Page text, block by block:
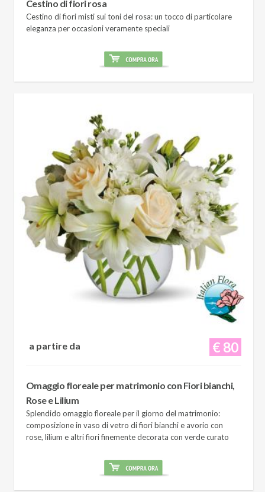
Cestino di fiori rosa
Cestino di fiori misti sui toni del rosa: un tocco di particolare
eleganza per occasioni veramente speciali
€ 80
a partire da
Omaggio floreale per matrimonio con Fiori bianchi,
Rose e Lilium
Splendido omaggio floreale per il giorno del matrimonio:
composizione in vaso di vetro di fiori bianchi e avorio con
rose, lilium e altri fiori finemente decorata con verde curato